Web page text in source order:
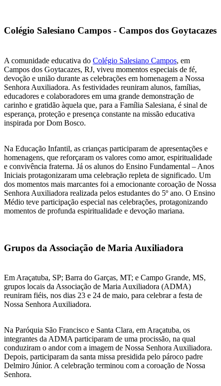
Colégio Salesiano Campos - Campos dos Goytacazes
A comunidade educativa do Colégio Salesiano Campos, em
Campos dos Goytacazes, RJ, viveu momentos especiais de fé,
devoção e união durante as celebrações em homenagem a Nossa
Senhora Auxiliadora. As festividades reuniram alunos, famílias,
educadores e colaboradores em uma grande demonstração de
carinho e gratidão àquela que, para a Família Salesiana, é sinal de
esperança, proteção e presença constante na missão educativa
inspirada por Dom Bosco.
Na Educação Infantil, as crianças participaram de apresentações e
homenagens, que reforçaram os valores como amor, espiritualidade
e convivência fraterna. Já os alunos do Ensino Fundamental – Anos
Iniciais protagonizaram uma celebração repleta de significado. Um
dos momentos mais marcantes foi a emocionante coroação de Nossa
Senhora Auxiliadora realizada pelos estudantes do 5º ano. O Ensino
Médio teve participação especial nas celebrações, protagonizando
momentos de profunda espiritualidade e devoção mariana.
Grupos da Associação de Maria Auxiliadora
Em Araçatuba, SP; Barra do Garças, MT; e Campo Grande, MS,
grupos locais da Associação de Maria Auxiliadora (ADMA)
reuniram fiéis, nos dias 23 e 24 de maio, para celebrar a festa de
Nossa Senhora Auxiliadora.
Na Paróquia São Francisco e Santa Clara, em Araçatuba, os
integrantes da ADMA participaram de uma procissão, na qual
conduziram o andor com a imagem de Nossa Senhora Auxiliadora.
Depois, participaram da santa missa presidida pelo pároco padre
Delmiro Júnior. A celebração terminou com a coroação de Nossa
Senhora.